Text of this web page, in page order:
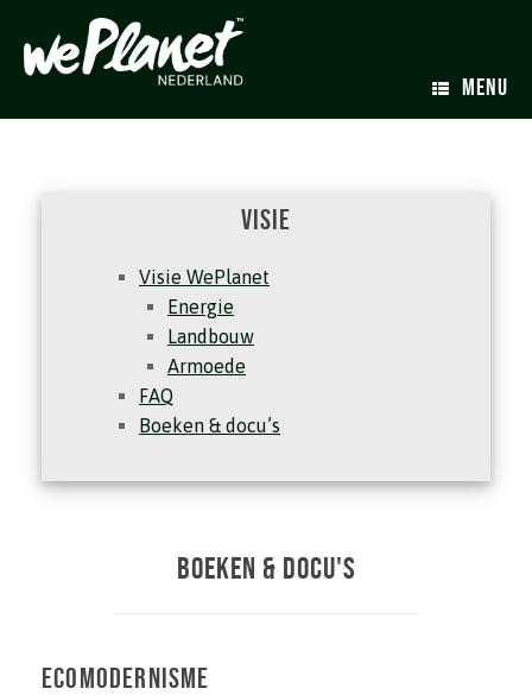
MENU
Visie
Visie WePlanet
Energie
Landbouw
Armoede
FAQ
Boeken & docu’s
BOEKEN & DOCU'S
Ecomodernisme